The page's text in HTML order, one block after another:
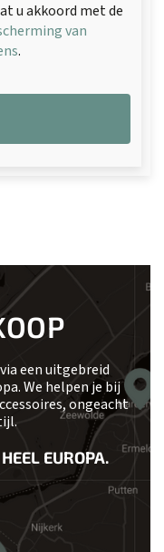
u akkoord met de
van
.
een uitgebreid
We helpen je bij
ongeacht
EUROPA.